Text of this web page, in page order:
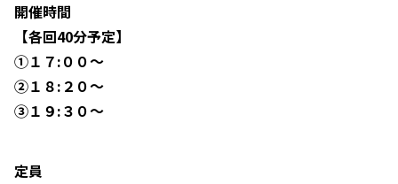
開催時間
【各回40分予定】
①１７:００～
②１８:２０～
③１９:３０～
定員